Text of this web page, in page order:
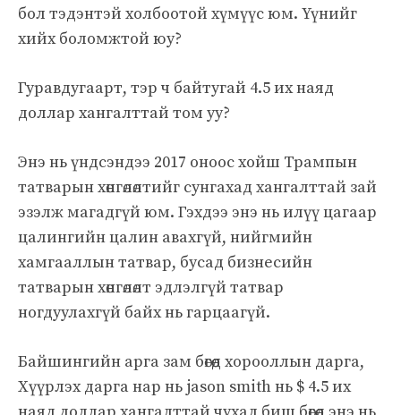
бол тэдэнтэй холбоотой хүмүүс юм. Үүнийг
хийх боломжтой юу?
Гуравдугаарт, тэр ч байтугай 4.5 их наяд
доллар хангалттай том уу?
Энэ нь үндсэндээ 2017 оноос хойш Трампын
татварын хөнгөлөлтийг сунгахад хангалттай зай
эзэлж магадгүй юм. Гэхдээ энэ нь илүү цагаар
цалингийн цалин авахгүй, нийгмийн
хамгааллын татвар, бусад бизнесийн
татварын хөнгөлөлт эдлэлгүй татвар
ногдуулахгүй байх нь гарцаагүй.
Байшингийн арга зам бөгөөд хорооллын дарга,
Хүүрлэх дарга нар нь jason smith нь $ 4.5 их